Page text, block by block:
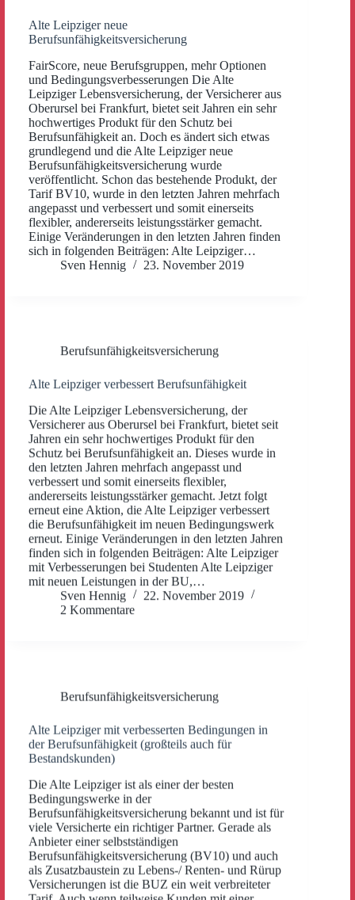
Alte Leipziger neue
Berufsunfähigkeitsversicherung
FairScore, neue Berufsgruppen, mehr Optionen
und Bedingungsverbesserungen Die Alte
Leipziger Lebensversicherung, der Versicherer aus
Oberursel bei Frankfurt, bietet seit Jahren ein sehr
hochwertiges Produkt für den Schutz bei
Berufsunfähigkeit an. Doch es ändert sich etwas
grundlegend und die Alte Leipziger neue
Berufsunfähigkeitsversicherung wurde
veröffentlicht. Schon das bestehende Produkt, der
Tarif BV10, wurde in den letzten Jahren mehrfach
angepasst und verbessert und somit einerseits
flexibler, andererseits leistungsstärker gemacht.
Einige Veränderungen in den letzten Jahren finden
sich in folgenden Beiträgen: Alte Leipziger…
Sven Hennig
23. November 2019
Berufsunfähigkeitsversicherung
Alte Leipziger verbessert Berufsunfähigkeit
Die Alte Leipziger Lebensversicherung, der
Versicherer aus Oberursel bei Frankfurt, bietet seit
Jahren ein sehr hochwertiges Produkt für den
Schutz bei Berufsunfähigkeit an. Dieses wurde in
den letzten Jahren mehrfach angepasst und
verbessert und somit einerseits flexibler,
andererseits leistungsstärker gemacht. Jetzt folgt
erneut eine Aktion, die Alte Leipziger verbessert
die Berufsunfähigkeit im neuen Bedingungswerk
erneut. Einige Veränderungen in den letzten Jahren
finden sich in folgenden Beiträgen: Alte Leipziger
mit Verbesserungen bei Studenten Alte Leipziger
mit neuen Leistungen in der BU,…
Sven Hennig
22. November 2019
2 Kommentare
Berufsunfähigkeitsversicherung
Alte Leipziger mit verbesserten Bedingungen in
der Berufsunfähigkeit (großteils auch für
Bestandskunden)
Die Alte Leipziger ist als einer der besten
Bedingungswerke in der
Berufsunfähigkeitsversicherung bekannt und ist für
viele Versicherte ein richtiger Partner. Gerade als
Anbieter einer selbstständigen
Berufsunfähigkeitsversicherung (BV10) und auch
als Zusatzbaustein zu Lebens-/ Renten- und Rürup
Versicherungen ist die BUZ ein weit verbreiteter
Tarif. Auch wenn teilweise Kunden mit einer